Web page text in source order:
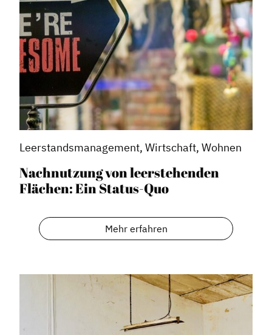
Dachverband
Vorstand
Mitglieder
Vorteile für Mitglieder
Veranstaltungen
Stadtmarketing
Netzwerkmanagement
Leerstandsmanagement, Wirtschaft, Wohnen
Nachnutzung von leerstehenden
Flächen: Ein Status-Quo
Mehr erfahren